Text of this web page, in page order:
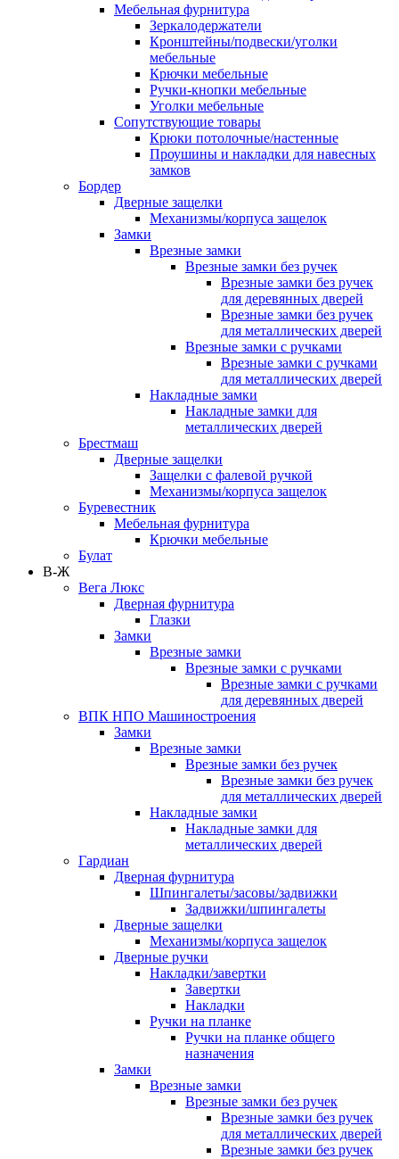
Мебельная фурнитура
Зеркалодержатели
Кронштейны/подвески/уголки
мебельные
Крючки мебельные
Ручки-кнопки мебельные
Уголки мебельные
Сопутствующие товары
Крюки потолочные/настенные
Проушины и накладки для навесных
замков
Бордер
Дверные защелки
Механизмы/корпуса защелок
Замки
Врезные замки
Врезные замки без ручек
Врезные замки без ручек
для деревянных дверей
Врезные замки без ручек
для металлических дверей
Врезные замки с ручками
Врезные замки с ручками
для металлических дверей
Накладные замки
Накладные замки для
металлических дверей
Брестмаш
Дверные защелки
Защелки с фалевой ручкой
Механизмы/корпуса защелок
Буревестник
Мебельная фурнитура
Крючки мебельные
Булат
В-Ж
Вега Люкс
Дверная фурнитура
Глазки
Замки
Врезные замки
Врезные замки с ручками
Врезные замки с ручками
для деревянных дверей
ВПК НПО Машиностроения
Замки
Врезные замки
Врезные замки без ручек
Врезные замки без ручек
для металлических дверей
Накладные замки
Накладные замки для
металлических дверей
Гардиан
Дверная фурнитура
Шпингалеты/засовы/задвижки
Задвижки/шпингалеты
Дверные защелки
Механизмы/корпуса защелок
Дверные ручки
Накладки/завертки
Завертки
Накладки
Ручки на планке
Ручки на планке общего
назначения
Замки
Врезные замки
Врезные замки без ручек
Врезные замки без ручек
для металлических дверей
Врезные замки без ручек